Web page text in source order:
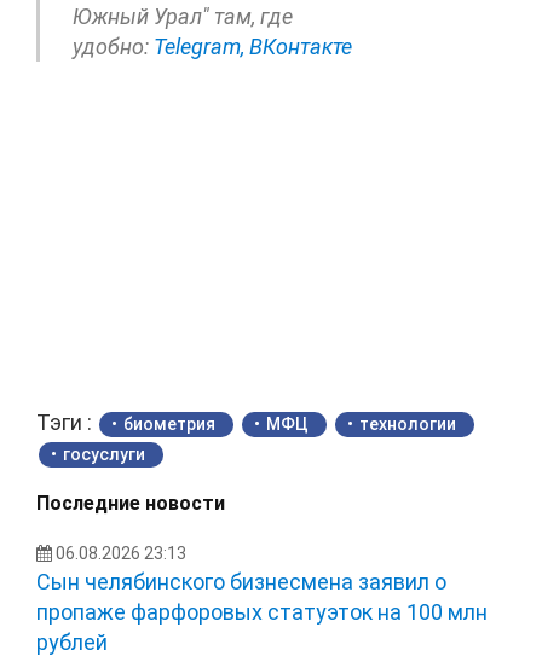
Южный Урал" там, где
удобно: Telegram, ВКонтакте
Тэги : биометрия МФЦ
технологии
госуслуги
Последние новости
06.08.2026 23:13
Сын челябинского бизнесмена заявил о
пропаже фарфоровых статуэток на 100 млн
рублей